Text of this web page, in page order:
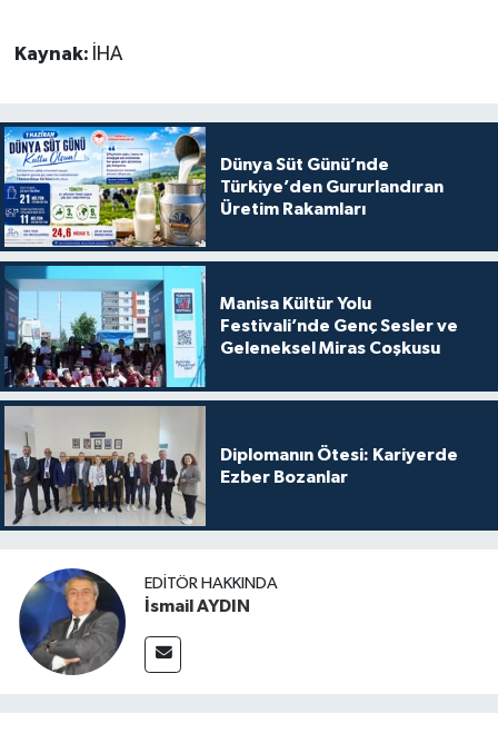
Kaynak: İHA
Dünya Süt Günü’nde
Türkiye’den Gururlandıran
Üretim Rakamları
Manisa Kültür Yolu
Festivali’nde Genç Sesler ve
Geleneksel Miras Coşkusu
Diplomanın Ötesi: Kariyerde
Ezber Bozanlar
EDITÖR HAKKINDA
İsmail AYDIN